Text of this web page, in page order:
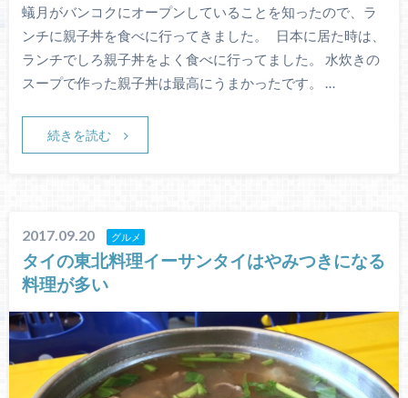
蟻月がバンコクにオープンしていることを知ったので、ラ
ンチに親子丼を食べに行ってきました。 日本に居た時は、
ランチでしろ親子丼をよく食べに行ってました。 水炊きの
スープで作った親子丼は最高にうまかったです。 …
続きを読む
2017.09.20 グルメ
タイの東北料理イーサンタイはやみつきになる
料理が多い